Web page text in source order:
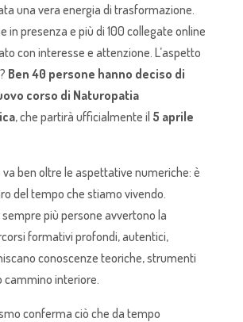
una vera energia di trasformazione.
in presenza e più di 100 collegate online
con interesse e attenzione. L’aspetto
Ben 40 persone hanno deciso di
corso di Naturopatia
, che partirà ufficialmente il 5 aprile
ben oltre le aspettative numeriche: è
del tempo che stiamo vivendo.
più persone avvertono la
formativi profondi, autentici,
conoscenze teoriche, strumenti
cammino interiore.
conferma ciò che da tempo